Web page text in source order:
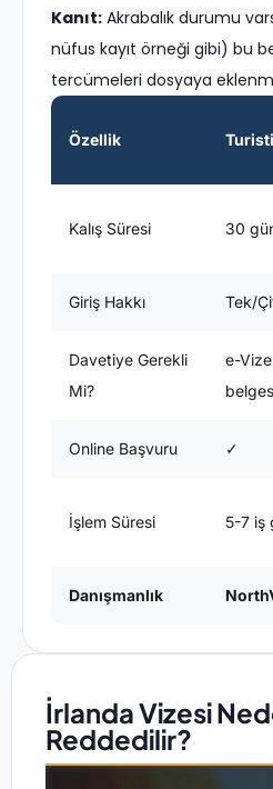
Kanıt: Akrabalık durumu
nüfus kayıt örneği gibi) bu
tercümeleri dosyaya
Özellik
Kalış Süresi 30
Giriş Hakkı Tek/
Davetiye Gerekli
Mi?
e-
Online Başvuru ✓
İşlem Süresi 5-7 iş
Danışmanlık
İrlanda Vizesi
Reddedilir?